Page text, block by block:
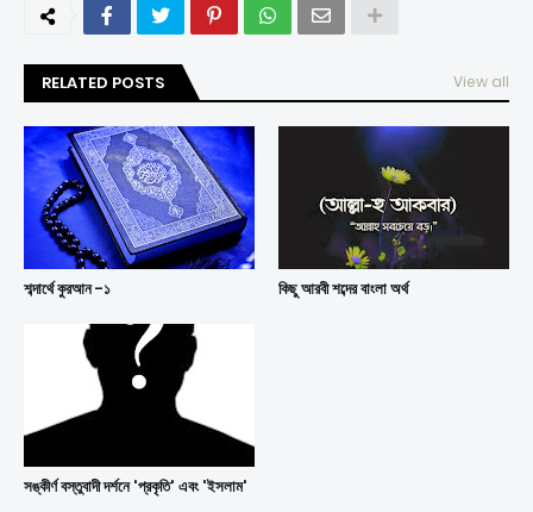
RELATED POSTS View all
শব্দার্থে কুরআন -১ কিছু আরবী শব্দের বাংলা অর্থ
সঙ্কীর্ণ বস্তুবাদী দর্শনে 'প্রকৃতি' এবং 'ইসলাম'